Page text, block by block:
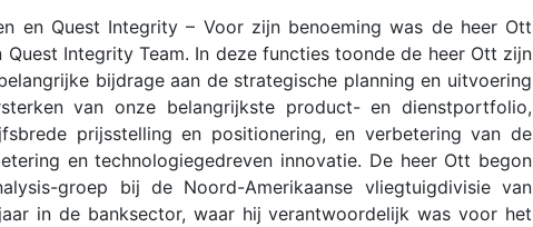
en Quest Integrity – Voor zijn benoeming was de heer Ott
Integrity Team. In deze functies toonde de heer Ott zijn
bijdrage aan de strategische planning en uitvoering
van onze belangrijkste product- en dienstportfolio,
prijsstelling en positionering, en verbetering van de
en technologiegedreven innovatie. De heer Ott begon
groep bij de Noord-Amerikaanse vliegtuigdivisie van
in de banksector, waar hij verantwoordelijk was voor het